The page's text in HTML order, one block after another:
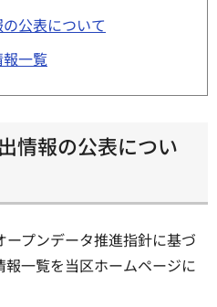
公表について
一覧
情報の公表につい
プンデータ推進指針に基づ
一覧を当区ホームページに